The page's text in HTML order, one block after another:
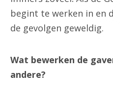
begint te werken in en
de gevolgen geweldig.
Wat bewerken de
andere?